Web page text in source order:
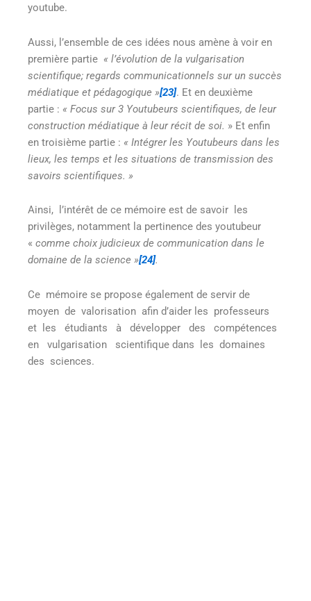
youtube.
Aussi, l’ensemble de ces idées nous amène à voir en
première partie « l’évolution de la vulgarisation
scientifique; regards communicationnels sur un succès
médiatique et pédagogique »[23]. Et en deuxième
partie : « Focus sur 3 Youtubeurs scientifiques, de leur
construction médiatique à leur récit de soi. » Et enfin
en troisième partie : « Intégrer les Youtubeurs dans les
lieux, les temps et les situations de transmission des
savoirs scientifiques. »
Ainsi, l’intérêt de ce mémoire est de savoir les
privilèges, notamment la pertinence des youtubeur
« comme choix judicieux de communication dans le
domaine de la science »[24].
Ce mémoire se propose également de servir de
moyen de valorisation afin d’aider les professeurs
et les étudiants à développer des compétences
en vulgarisation scientifique dans les domaines
des sciences.